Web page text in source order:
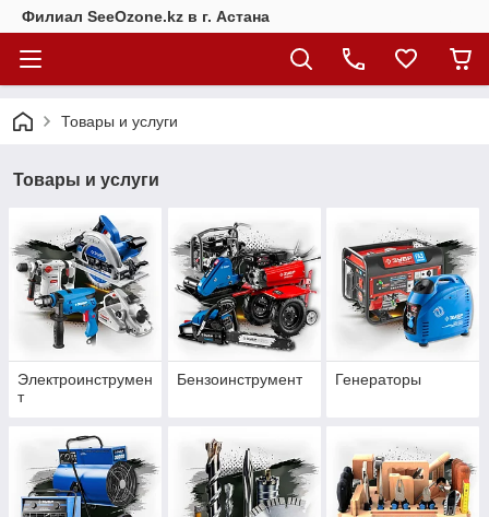
Филиал SeeOzone.kz в г. Астана
Товары и услуги
Товары и услуги
Электроинструмен
т
Бензоинструмент Генераторы